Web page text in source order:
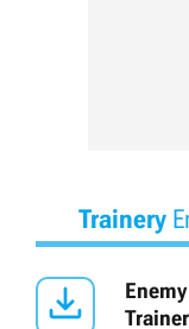
Trainery

Trainer